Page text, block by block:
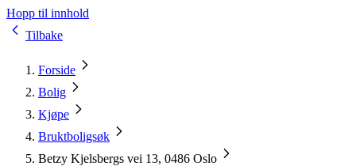
Hopp til innhold
Tilbake
Forside
Bolig
Kjøpe
Bruktboligsøk
Betzy Kjelsbergs vei 13, 0486 Oslo